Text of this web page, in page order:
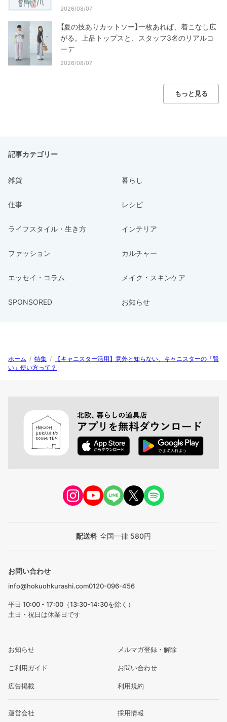
2026/08/07
【夏の技ありカットソー】一枚あれば、着こなし広
がる。上品トップスと、スタッフ3名のリアルコ
ーデ
2026/08/07
もっと見る
記事カテゴリー
雑貨 暮らし
仕事 レシピ
ライフスタイル・生き方 インテリア
ファッション カルチャー
エッセイ・コラム メイク・スキンケア
SPONSORED お知らせ
ホーム / 特集 /
【キャニスター活用】意外と知らない、キャニスターの「賢
い」使い方って？
配送料 全国一律 580円
お問い合わせ
info@hokuohkurashi.com0120-096-456
平日 10:00 - 17:00（13:30-14:30を除く）
土日・祝日は休業日です
お知らせ メルマガ登録・解除
ご利用ガイド お問い合わせ
広告掲載 利用規約
運営会社 採用情報